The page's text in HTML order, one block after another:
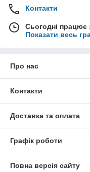
Контакти
Сьогодні працює
Показати весь
Про нас
Контакти
Доставка та оплата
Графік роботи
Повна версія сайту